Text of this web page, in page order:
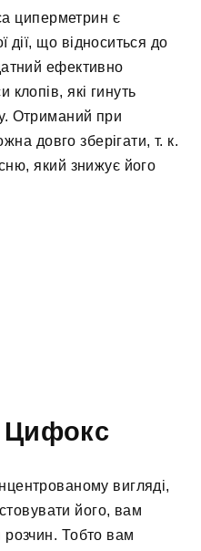
циперметрин є
дії, що відноситься до
ефективно
клопів, які гинуть
Отриманий при
довго зберігати, т. к.
який знижує його
Цифокс
вигляді,
його, вам
розчин. Тобто вам